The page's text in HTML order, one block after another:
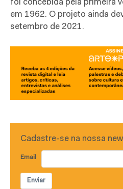
foi concebida pela primeira
em 1962. O projeto ainda
setembro de 2021.
Cadastre-se na nossa
Email
Enviar